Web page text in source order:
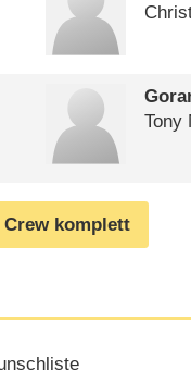
Tony
Crew komplett